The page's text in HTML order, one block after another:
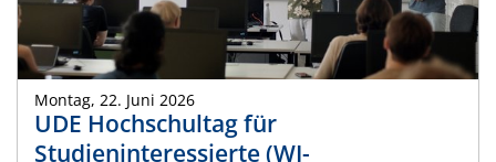
Montag, 22. Juni 2026
UDE Hochschultag für
Studieninteressierte (WI-